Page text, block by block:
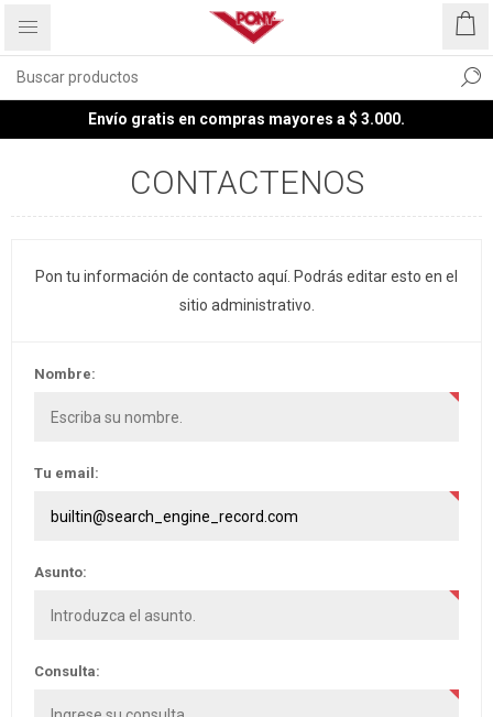
Envío gratis en compras mayores a $ 3.000.
CONTACTENOS
Pon tu información de contacto aquí. Podrás editar esto en el
sitio administrativo.
Nombre:
Tu email:
Asunto:
Consulta: